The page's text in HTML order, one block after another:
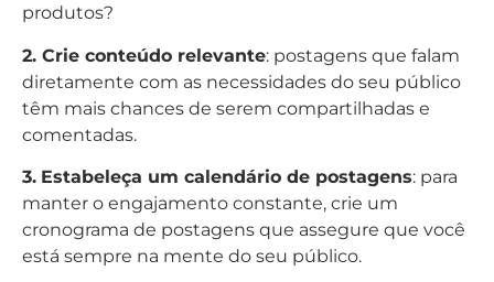
produtos?
2. Crie conteúdo relevante: postagens que falam
diretamente com as necessidades do seu público
têm mais chances de serem compartilhadas e
comentadas.
3. Estabeleça um calendário de postagens: para
manter o engajamento constante, crie um
cronograma de postagens que assegure que você
está sempre na mente do seu público.